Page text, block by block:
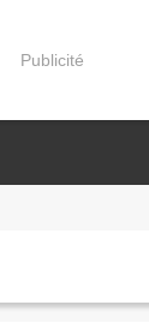
Publicité